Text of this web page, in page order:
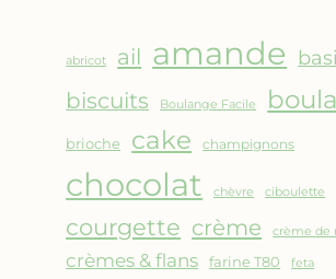
&
ROUGES
abricot ail amande
biscuits Boulange Facile
brioche cake champignons
chocolat chèvre ciboulette
courgette crème crème de
crèmes & flans farine T80 feta